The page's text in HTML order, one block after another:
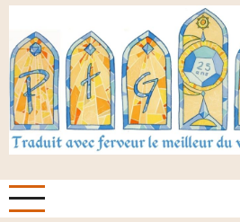
Aller
contenu
principal